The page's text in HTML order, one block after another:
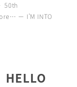
50th
－ I’M INTO